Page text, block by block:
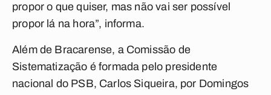
propor o que quiser, mas não vai ser possível
propor lá na hora”, informa.
Além de Bracarense, a Comissão de
Sistematização é formada pelo presidente
nacional do PSB, Carlos Siqueira, por Domingos